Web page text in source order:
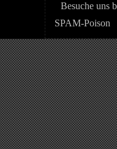
Besuche uns
SPAM-Poison